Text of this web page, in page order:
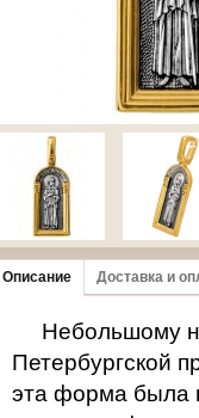
Описание Доставка и
Небольшому
Петербургской
эта форма была